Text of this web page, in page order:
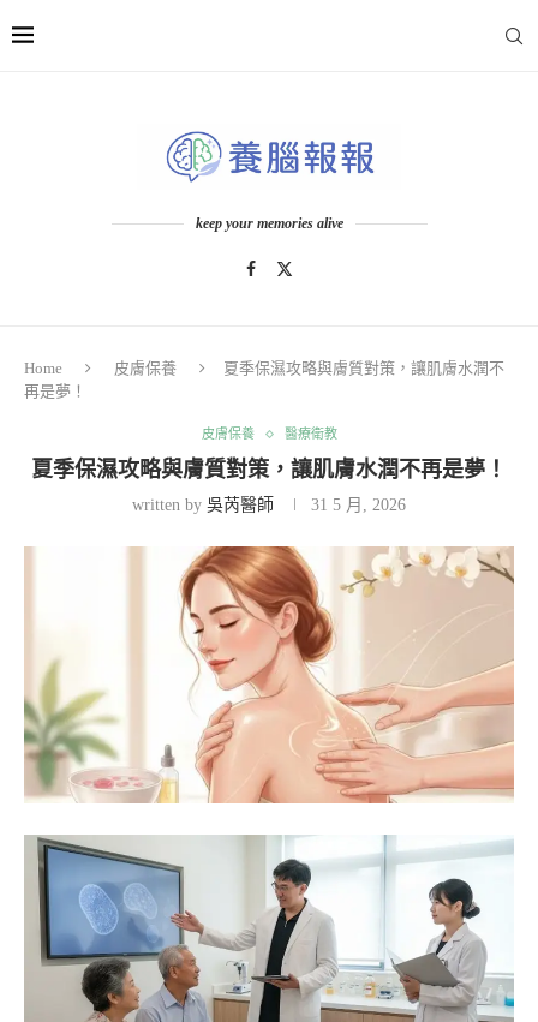
keep your memories alive
Home 皮膚保養
夏季保濕攻略與膚質對策，讓肌膚水潤不
再是夢！
皮膚保養 醫療衛教
夏季保濕攻略與膚質對策，讓肌膚水潤不再是夢！
written by 吳芮醫師 31 5 月, 2026